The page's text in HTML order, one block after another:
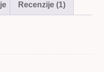
Recenzije (1)